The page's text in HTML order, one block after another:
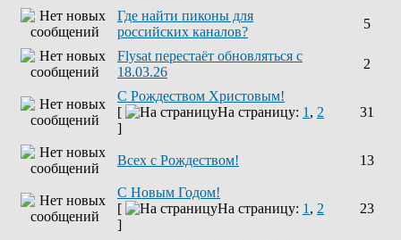
Где найти пиконы для
российских каналов?
5
Flysat перестаёт обновляться с
18.03.26
2
С Рождеством Христовым!
[
На страницу: 1 , 2
]
31
Всех с Рождеством! 13
С Новым Годом!
[
На страницу: 1 , 2
]
23